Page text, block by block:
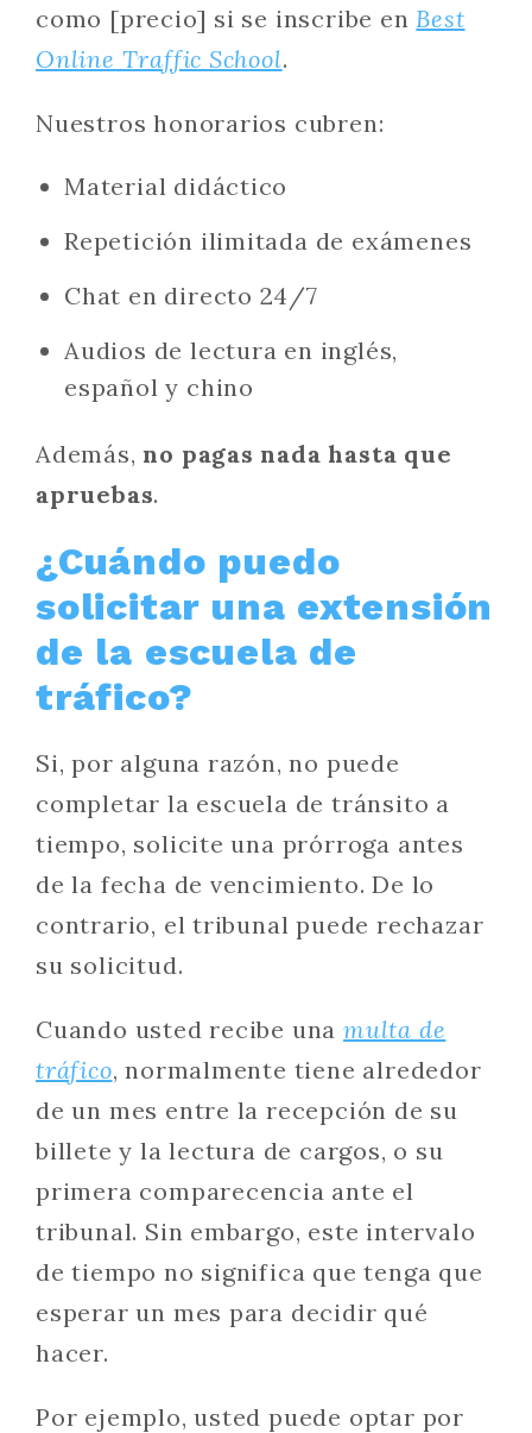
como [precio] si se inscribe en Best
Online Traffic School.
Nuestros honorarios cubren:
Material didáctico
Repetición ilimitada de exámenes
Chat en directo 24/7
Audios de lectura en inglés,
español y chino
Además, no pagas nada hasta que
apruebas.
¿Cuándo puedo
solicitar una extensión
de la escuela de
tráfico?
Si, por alguna razón, no puede
completar la escuela de tránsito a
tiempo, solicite una prórroga antes
de la fecha de vencimiento. De lo
contrario, el tribunal puede rechazar
su solicitud.
Cuando usted recibe unamulta de
tráfico, normalmente tiene alrededor
de un mes entre la recepción de su
billete y la lectura de cargos, o su
primera comparecencia ante el
tribunal. Sin embargo, este intervalo
de tiempo no significa que tenga que
esperar un mes para decidir qué
hacer.
Por ejemplo, usted puede optar por